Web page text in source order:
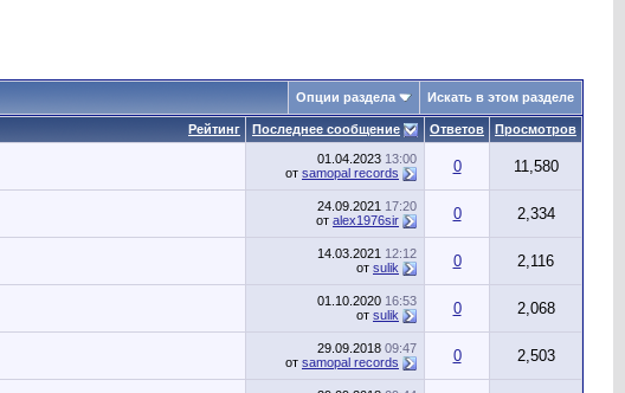
Опции раздела Искать в этом разделе
Рейтинг Последнее сообщение Ответов Просмотров
01.04.2023 13:00
от samopal records 0 11,580
24.09.2021 17:20
от alex1976sir 0 2,334
14.03.2021 12:12
от sulik 0 2,116
01.10.2020 16:53
от sulik 0 2,068
29.09.2018 09:47
от samopal records 0 2,503